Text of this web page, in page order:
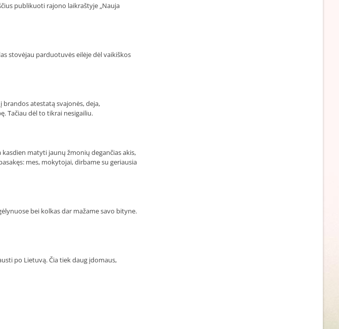
publikuoti rajono laikraštyje „Nauja
stovėjau parduotuvės eilėje dėl vaikiškos
atestatą svajonės, deja,
Tačiau dėl to tikrai nesigailiu.
matyti jaunų žmonių degančias akis,
mes, mokytojai, dirbame su geriausia
bei kolkas dar mažame savo bityne.
po Lietuvą. Čia tiek daug įdomaus,